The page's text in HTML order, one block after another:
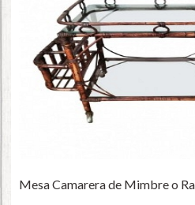
Mesa Camarera de Mimbre o